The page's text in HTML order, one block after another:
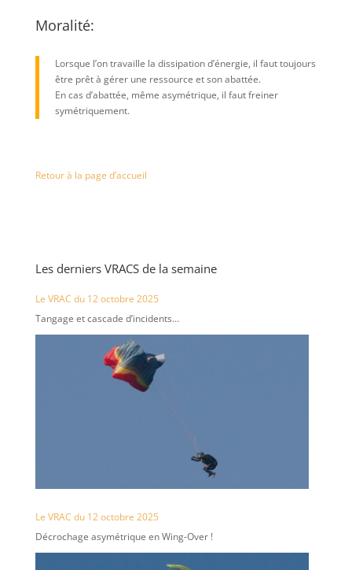
Moralité:
Lorsque l’on travaille la dissipation d’énergie, il faut toujours
être prêt à gérer une ressource et son abattée.
En cas d’abattée, même asymétrique, il faut freiner
symétriquement.
Retour à la page d’accueil
Les derniers VRACS de la semaine
Le VRAC du 12 octobre 2025
Tangage et cascade d’incidents…
Le VRAC du 12 octobre 2025
Décrochage asymétrique en Wing-Over !